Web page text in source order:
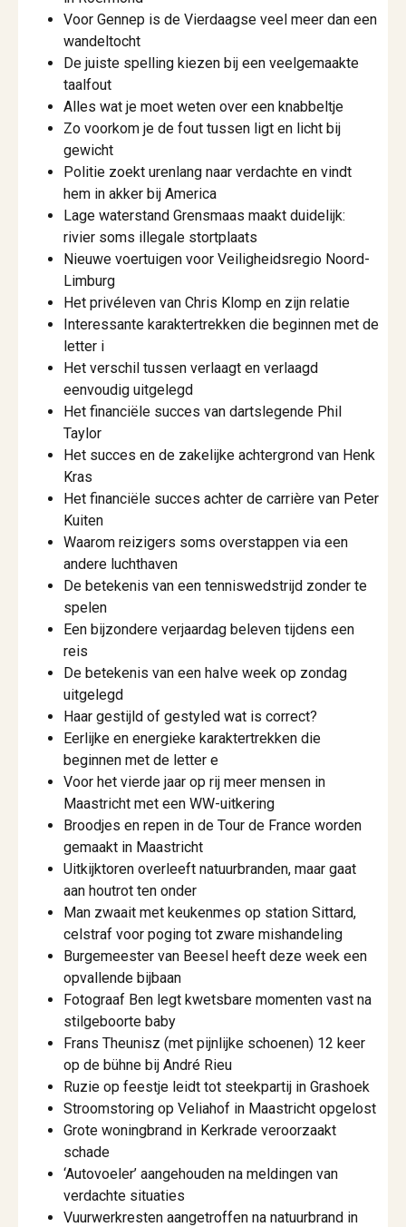
Voor Gennep is de Vierdaagse veel meer dan een
wandeltocht
De juiste spelling kiezen bij een veelgemaakte
taalfout
Alles wat je moet weten over een knabbeltje
Zo voorkom je de fout tussen ligt en licht bij
gewicht
Politie zoekt urenlang naar verdachte en vindt
hem in akker bij America
Lage waterstand Grensmaas maakt duidelijk:
rivier soms illegale stortplaats
Nieuwe voertuigen voor Veiligheidsregio Noord-
Limburg
Het privéleven van Chris Klomp en zijn relatie
Interessante karaktertrekken die beginnen met de
letter i
Het verschil tussen verlaagt en verlaagd
eenvoudig uitgelegd
Het financiële succes van dartslegende Phil
Taylor
Het succes en de zakelijke achtergrond van Henk
Kras
Het financiële succes achter de carrière van Peter
Kuiten
Waarom reizigers soms overstappen via een
andere luchthaven
De betekenis van een tenniswedstrijd zonder te
spelen
Een bijzondere verjaardag beleven tijdens een
reis
De betekenis van een halve week op zondag
uitgelegd
Haar gestijld of gestyled wat is correct?
Eerlijke en energieke karaktertrekken die
beginnen met de letter e
Voor het vierde jaar op rij meer mensen in
Maastricht met een WW-uitkering
Broodjes en repen in de Tour de France worden
gemaakt in Maastricht
Uitkijktoren overleeft natuurbranden, maar gaat
aan houtrot ten onder
Man zwaait met keukenmes op station Sittard,
celstraf voor poging tot zware mishandeling
Burgemeester van Beesel heeft deze week een
opvallende bijbaan
Fotograaf Ben legt kwetsbare momenten vast na
stilgeboorte baby
Frans Theunisz (met pijnlijke schoenen) 12 keer
op de bühne bij André Rieu
Ruzie op feestje leidt tot steekpartij in Grashoek
Stroomstoring op Veliahof in Maastricht opgelost
Grote woningbrand in Kerkrade veroorzaakt
schade
‘Autovoeler’ aangehouden na meldingen van
verdachte situaties
Vuurwerkresten aangetroffen na natuurbrand in